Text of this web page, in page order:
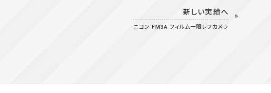
新しい実績へ
ニコン FM3A フィルム一眼レフカメラ